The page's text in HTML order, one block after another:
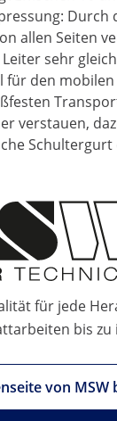
Durch
allen Seiten
sehr
für den mobilen
verstauen,
Schultergurt
für jede
bis zu
von MSW